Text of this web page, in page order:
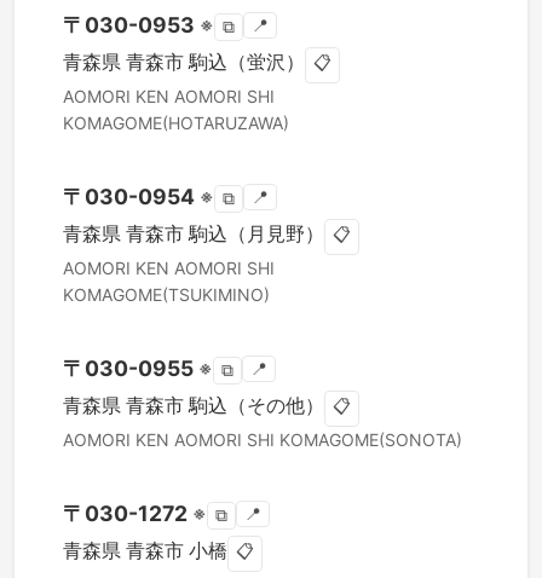
〒 030-0953 ※ ⧉ 📍
青森県 青森市 駒込（蛍沢） 📋
AOMORI KEN AOMORI SHI
KOMAGOME(HOTARUZAWA)
〒 030-0954 ※ ⧉ 📍
青森県 青森市 駒込（月見野） 📋
AOMORI KEN AOMORI SHI
KOMAGOME(TSUKIMINO)
〒 030-0955 ※ ⧉ 📍
青森県 青森市 駒込（その他） 📋
AOMORI KEN AOMORI SHI KOMAGOME(SONOTA)
〒 030-1272 ※ ⧉ 📍
青森県 青森市 小橋 📋